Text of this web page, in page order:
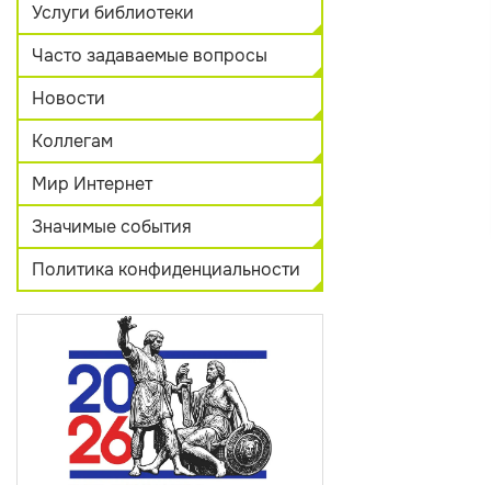
Услуги библиотеки
Часто задаваемые вопросы
Новости
Коллегам
Мир Интернет
Значимые события
Политика конфиденциальности